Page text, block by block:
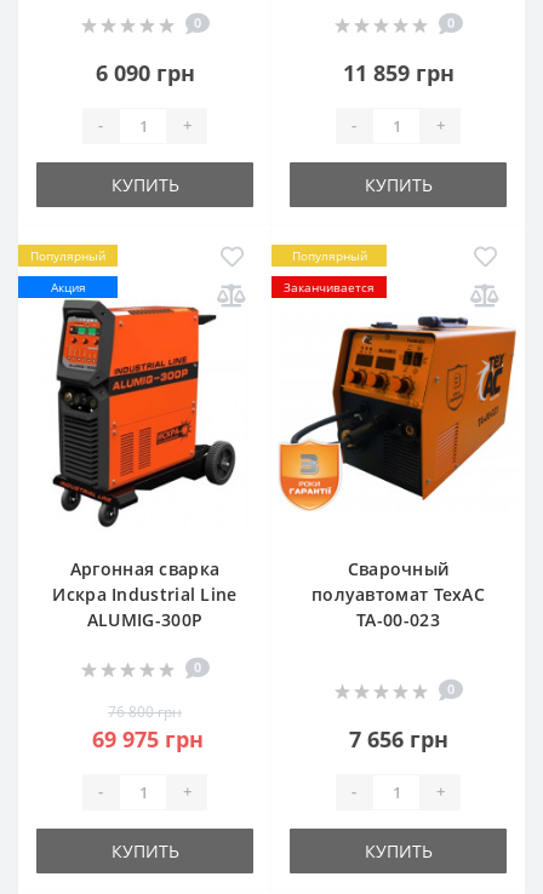
0
6 090 грн
- +
КУПИТЬ
0
11 859 грн
- +
КУПИТЬ
Популярный
Акция
Аргонная сварка
Искра Industrial Line
ALUMIG-300P
0
76 800 грн
69 975 грн
- +
КУПИТЬ
Популярный
Заканчивается
Сварочный
полуавтомат ТехАС
ТА-00-023
0
7 656 грн
- +
КУПИТЬ